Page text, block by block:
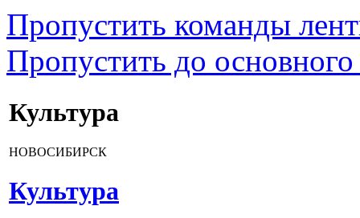
Пропустить команды
Пропустить до основного
Культура
НОВОСИБИРСК
Культура